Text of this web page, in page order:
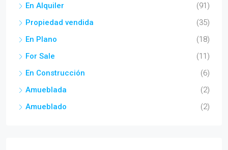
En Alquiler
(91)
Propiedad vendida
(35)
En Plano
(18)
For Sale
(11)
En Construcción
(6)
Amueblada
(2)
Amueblado
(2)